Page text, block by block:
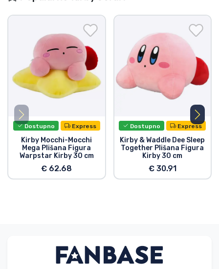
Dostupno Express
Kirby Mocchi-Mocchi
Mega Plišana Figura
Warpstar Kirby 30 cm
€ 62.68
Dostupno Express
Kirby & Waddle Dee Sleep
Together Plišana Figura
Kirby 30 cm
€ 30.91